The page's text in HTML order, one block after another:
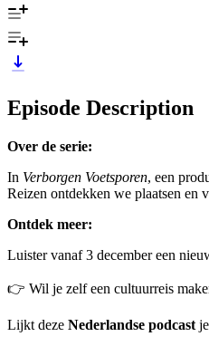
Episode Description
Over de serie:
In Verborgen Voetsporen, een
Reizen ontdekken we plaatsen en
Ontdek meer:
Luister vanaf 3 december een
👉 Wil je zelf een cultuurreis
Lijkt deze Nederlandse podcast